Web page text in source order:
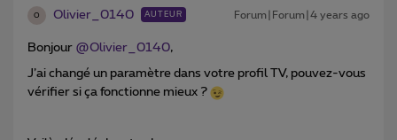
O Olivier_0140 AUTEUR Forum|Forum|4 years ago
Bonjour @Olivier_0140,
J’ai changé un paramètre dans votre profil TV, pouvez-vous
vérifier si ça fonctionne mieux ?